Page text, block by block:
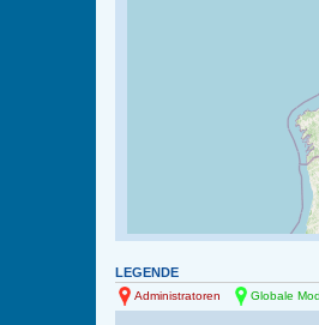
LEGENDE
Administratoren Globale